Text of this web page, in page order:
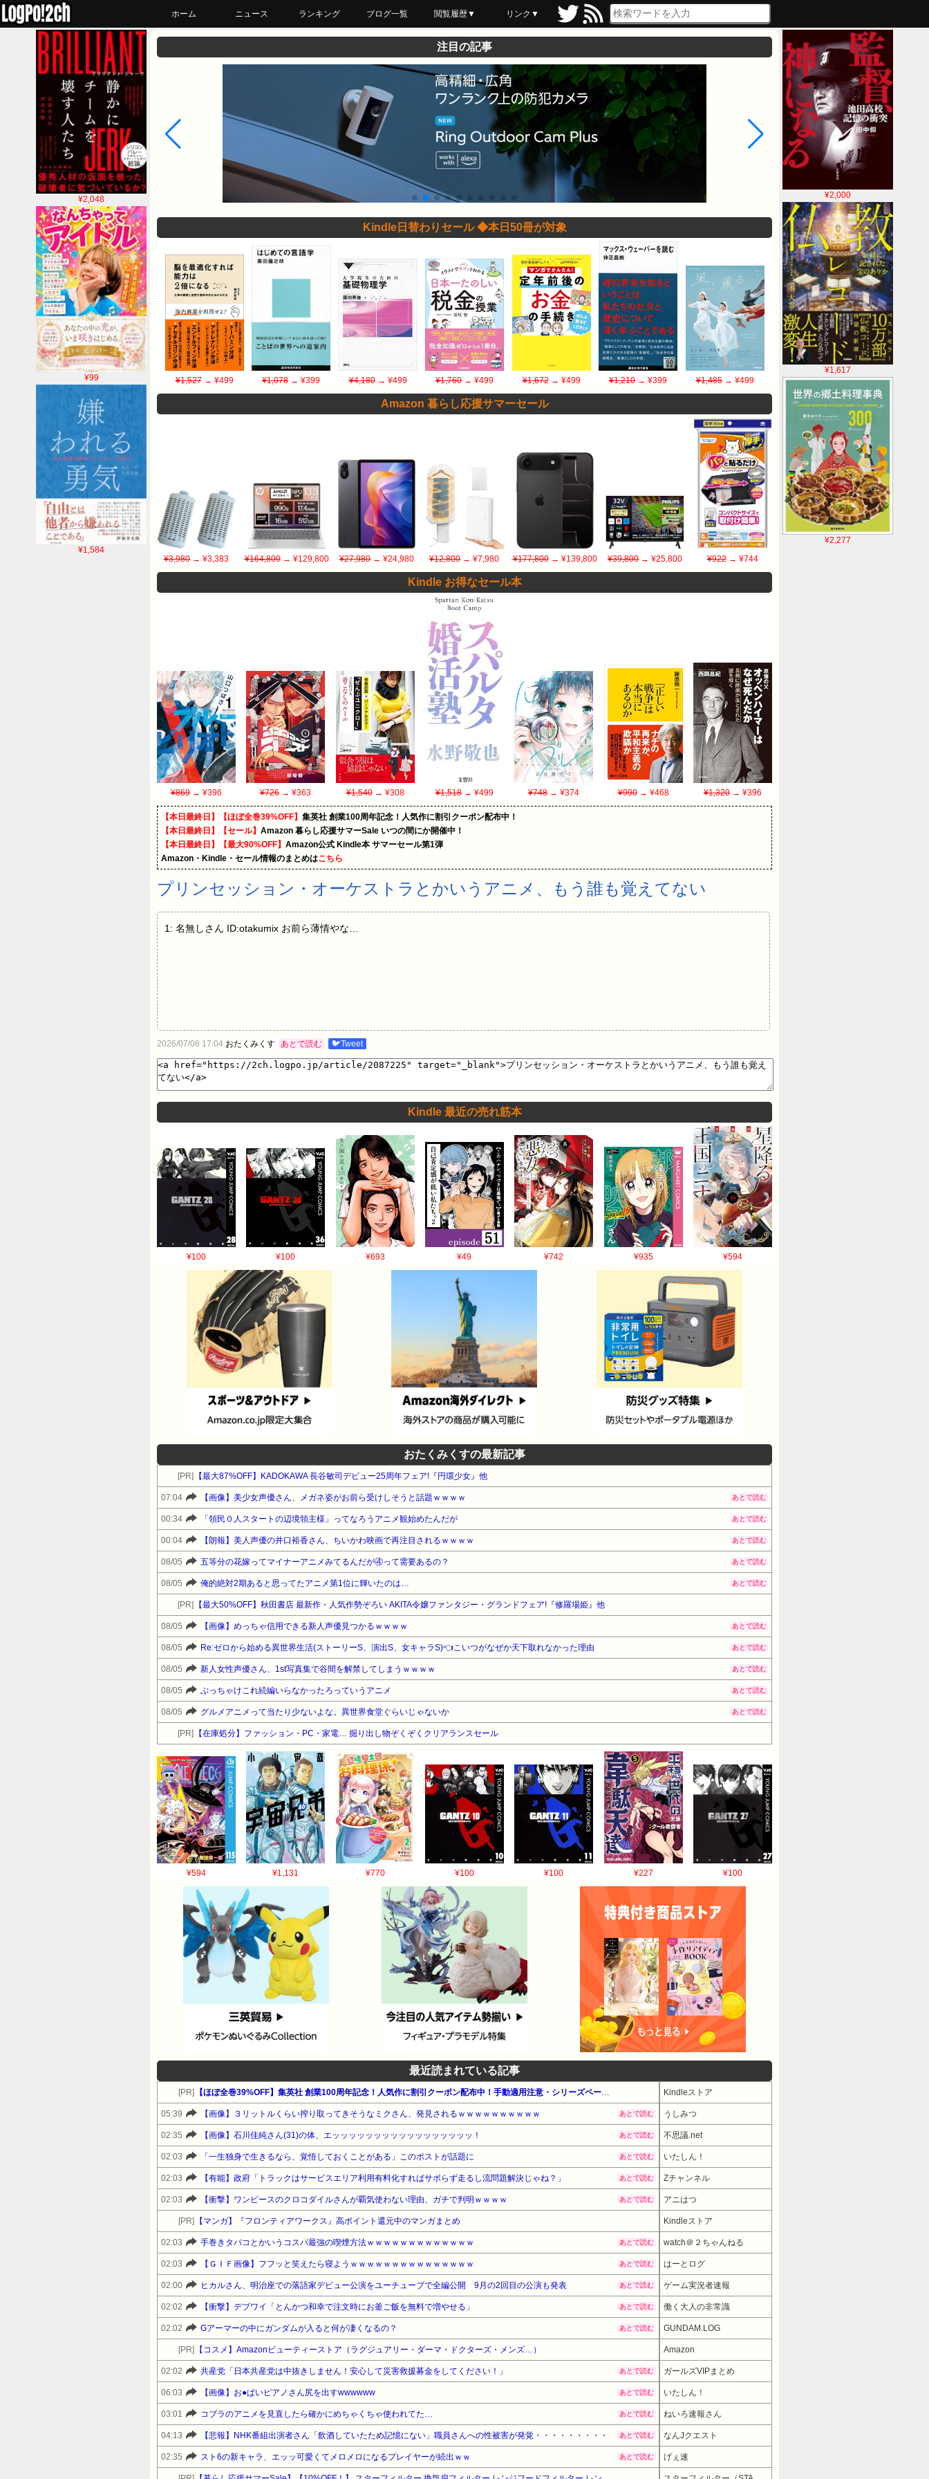
ホーム ニュース ランキング ブログ一覧 閲覧履歴▼
最近読んだ
あとで読む
ブックマーク
リンク▼
¥2,000
¥1,617
¥2,277
¥2,048
¥99
¥1,584
注目の記事
Kindle日替わりセール ◆本日50冊が対象
¥1,527→ ¥499 ¥1,078 → ¥399 ¥4,180→ ¥499 ¥1,760 → ¥499 ¥1,672→ ¥499 ¥1,210 → ¥399 ¥1,485→ ¥499
Amazon 暮らし応援サマーセール
¥3,980 → ¥3,383 ¥164,800→ ¥129,800 ¥27,980→ ¥24,980 ¥12,800→ ¥7,980 ¥177,800→ ¥139,800 ¥39,800→ ¥25,800 ¥922→ ¥744
Kindle お得なセール本
¥869 → ¥396 ¥726→ ¥363 ¥1,540→ ¥308 ¥1,518→ ¥499 ¥748→ ¥374 ¥990→ ¥468 ¥1,320→ ¥396
【本日最終日】【ほぼ全巻39%OFF】 集英社 創業100周年記念！人気作に割引クーポン配布中！
【本日最終日】【セール】 Amazon 暮らし応援サマーSale いつの間にか開催中！
【本日最終日】【最大90%OFF】 Amazon公式 Kindle本 サマーセール第1弾
Amazon・Kindle・セール情報のまとめはこちら
プリンセッション・オーケストラとかいうアニメ、もう誰も覚えてない
1: 名無しさん ID:otakumix お前ら薄情やな…
2026/07/08 17:04 おたくみくす あとで読む 🐦Tweet
Kindle 最近の売れ筋本
¥100 ¥100 ¥693 ¥49 ¥742 ¥935 ¥594
おたくみくすの最新記事
[PR] 【最大87%OFF】KADOKAWA 長谷敏司デビュー25周年フェア!『円環少女』他
07:04 【画像】美少女声優さん、メガネ姿がお前ら受けしそうと話題ｗｗｗｗ あとで読む
00:34 「領民０人スタートの辺境領主様」ってなろうアニメ観始めたんだが あとで読む
00:04 【朗報】美人声優の井口裕香さん、ちいかわ映画で再注目されるｗｗｗｗ あとで読む
08/05 五等分の花嫁ってマイナーアニメみてるんだが④って需要あるの？ あとで読む
08/05 俺的絶対2期あると思ってたアニメ第1位に輝いたのは… あとで読む
[PR] 【最大50%OFF】秋田書店 最新作・人気作勢ぞろい AKITA令嬢ファンタジー・グランドフェア!『修羅場姫』他
08/05 【画像】めっちゃ信用できる新人声優見つかるｗｗｗｗ あとで読む
08/05 Re:ゼロから始める異世界生活(ストーリーS、演出S、女キャラS)👈こいつがなぜか天下取れなかった理由 あとで読む
08/05 新人女性声優さん、1st写真集で谷間を解禁してしまうｗｗｗｗ あとで読む
08/05 ぶっちゃけこれ続編いらなかったろっていうアニメ あとで読む
08/05 グルメアニメって当たり少ないよな。異世界食堂ぐらいじゃないか あとで読む
[PR] 【在庫処分】ファッション・PC・家電… 掘り出し物ぞくぞくクリアランスセール
¥594 ¥1,131 ¥770 ¥100 ¥100 ¥227 ¥100
最近読まれている記事
[PR] Kindleストア
05:39 【画像】３リットルくらい搾り取ってきそうなミクさん、発見されるｗｗｗｗｗｗｗｗｗｗ あとで読む うしみつ
02:35 【画像】石川佳純さん(31)の体、エッッッッッッッッッッッッッッッッッ！ あとで読む 不思議.net
02:03 「一生独身で生きるなら、覚悟しておくことがある」このポストが話題に あとで読む いたしん！
02:03 【有能】政府「トラックはサービスエリア利用有料化すればサボらず走るし流問題解決じゃね？」 あとで読む Zチャンネル
02:03 【衝撃】ワンピースのクロコダイルさんが覇気使わない理由、ガチで判明ｗｗｗｗ あとで読む アニはつ
[PR] 【マンガ】『フロンティアワークス』高ポイント還元中のマンガまとめ Kindleストア
02:03 手巻きタバコとかいうコスパ最強の喫煙方法ｗｗｗｗｗｗｗｗｗｗｗｗｗ あとで読む watch＠２ちゃんねる
02:03 【ＧＩＦ画像】フフッと笑えたら寝ようｗｗｗｗｗｗｗｗｗｗｗｗｗｗｗ あとで読む はーとログ
02:00 ヒカルさん、明治座での落語家デビュー公演をユーチューブで全編公開 9月の2回目の公演も発表 あとで読む ゲーム実況者速報
02:02 【衝撃】デブワイ「とんかつ和幸で注文時にお釜ご飯を無料で増やせる」 あとで読む 働く大人の非常識
02:02 Gアーマーの中にガンダムが入ると何が凄くなるの？ あとで読む GUNDAM.LOG
[PR] 【コスメ】Amazonビューティーストア（ラグジュアリー・ダーマ・ドクターズ・メンズ…） Amazon
02:02 共産党「日本共産党は中抜きしません！安心して災害救援募金をしてください！」 あとで読む ガールズVIPまとめ
06:03 【画像】お●ぱいピアノさん尻を出すwwwwww あとで読む いたしん！
03:01 コブラのアニメを見直したら確かにめちゃくちゃ使われてた… あとで読む ねいろ速報さん
04:13 【悲報】NHK番組出演者さん「飲酒していたため記憶にない」職員さんへの性被害が発覚・・・・・・・・・ あとで読む なんJクエスト
02:35 スト6の新キャラ、エッッ可愛くてメロメロになるプレイヤーが続出ｗｗ あとで読む げぇ速